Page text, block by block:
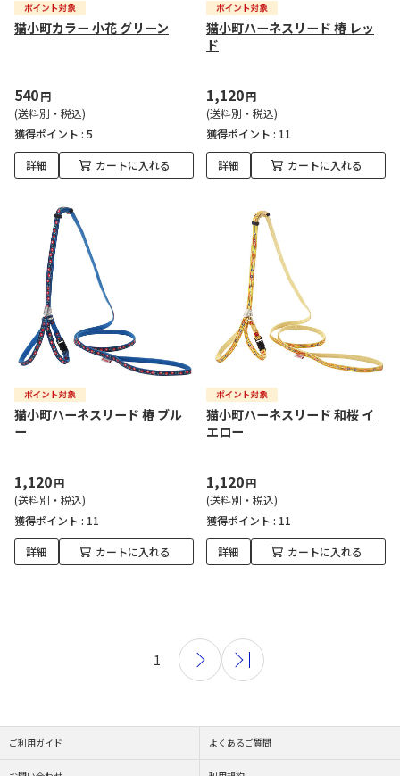
猫小町カラー 小花 グリーン
540円
(送料別・税込)
獲得ポイント : 5
詳細 カートに入れる
猫小町ハーネスリード 椿 レッ
ド
1,120円
(送料別・税込)
獲得ポイント : 11
詳細 カートに入れる
猫小町ハーネスリード 椿 ブル
ー
1,120円
(送料別・税込)
獲得ポイント : 11
詳細 カートに入れる
猫小町ハーネスリード 和桜 イ
エロー
1,120円
(送料別・税込)
獲得ポイント : 11
詳細 カートに入れる
1
ご利用ガイド よくあるご質問